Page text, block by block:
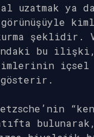
uzatmak ya da
şeklidir.
bu ilişki,
içsel
gösterir.